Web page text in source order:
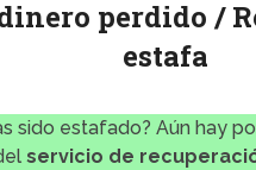
perdido /
estafa
sido estafado? Aún hay
servicio de